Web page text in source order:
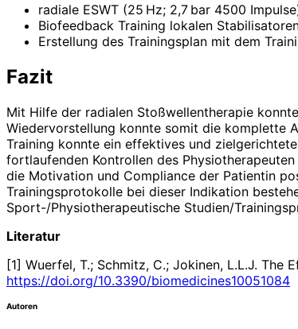
radiale ESWT (25 Hz; 2,7 bar 4500
Biofeedback Training lokalen
Erstellung des Trainingsplan mit dem
Fazit
Mit Hilfe der radialen Stoßwellentherapie
Wiedervorstellung konnte somit die komplette
Training konnte ein effektives und
fortlaufenden Kontrollen des
die Motivation und Compliance der Patientin
Trainingsprotokolle bei dieser Indikation
Sport-/Physiotherapeutische Studien/
Literatur
[1] Wuerfel, T.; Schmitz, C.; Jokinen, L.L.J.
https://doi.org/10.3390/biomedicines10051084
Autoren